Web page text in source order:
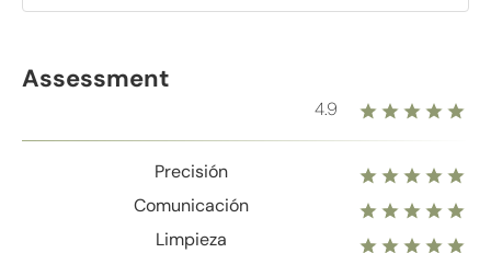
Assessment
4.9
Precisión
Comunicación
Limpieza